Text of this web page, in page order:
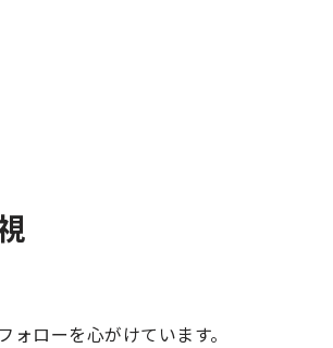
ローを心がけています。